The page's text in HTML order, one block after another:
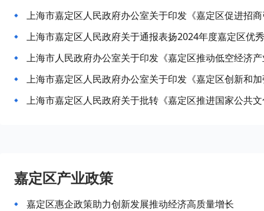
上海市嘉定区人民政府关于通报表扬2024年度嘉定区优
上海市人民政府办公室关于印发《嘉定区推动低空经济
嘉定区产业政策
嘉定区惠企政策助力创新发展推动经济高质量增长